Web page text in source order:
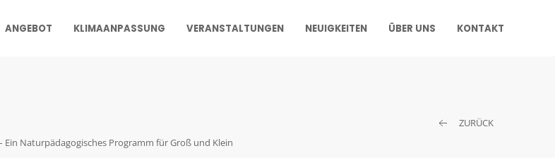
ANGEBOT KLIMAANPASSUNG VERANSTALTUNGEN NEUIGKEITEN ÜBER UNS KONTAKT
Ein Naturpädagogisches Programm für Groß und Klein
ZURÜCK